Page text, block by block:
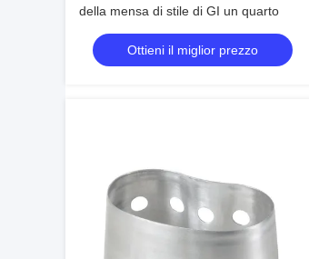
della mensa di stile di GI un quarto
Ottieni il miglior prezzo